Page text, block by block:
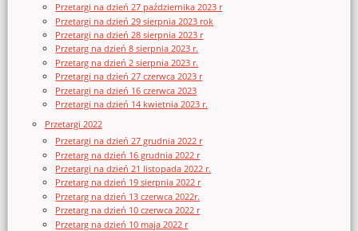
Przetargi na dzień 27 października 2023 r
Przetargi na dzień 29 sierpnia 2023 rok
Przetargi na dzień 28 sierpnia 2023 r
Przetarg na dzień 8 sierpnia 2023 r.
Przetarg na dzień 2 sierpnia 2023 r.
Przetargi na dzień 27 czerwca 2023 r
Przetargi na dzień 16 czerwca 2023
Przetargi na dzień 14 kwietnia 2023 r.
Przetargi 2022
Przetargi na dzień 27 grudnia 2022 r
Przetarg na dzień 16 grudnia 2022 r
Przetargi na dzień 21 listopada 2022 r.
Przetarg na dzień 19 sierpnia 2022 r
Przetarg na dzień 13 czerwca 2022r.
Przetarg na dzień 10 czerwca 2022 r
Przetarg na dzień 10 maja 2022 r